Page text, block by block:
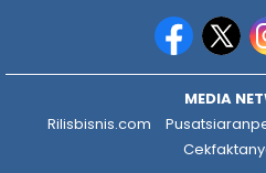
MEDIA
Rilisbisnis.com